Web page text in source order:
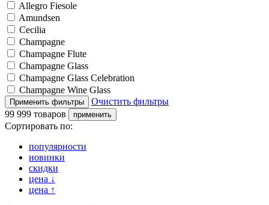
Allegro Fiesole
Amundsen
Cecilia
Champagne
Champagne Flute
Champagne Glass
Champagne Glass Celebration
Champagne Wine Glass
Очистить фильтры
99 999 товаров
Сортировать по:
популярности
новинки
скидки
цена ↓
цена ↑